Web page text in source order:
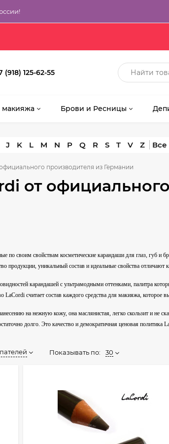
(918) 125-62-55
макияжа Брови и Ресницы
J K L M N P Q R S T V Z
производителя из Германии
от
по своим свойствам косметические карандаши для глаз, губ и
продукции, уникальный состав и идеальные свойства
карандашей с ультрамодными оттенками, палитра
LaCordi считает состав каждого средства для макияжа, которое
на нежную кожу, она маслянистая, легко скользит и не
долго. Это качество и демократичная ценовая политика
Показывать по: 30